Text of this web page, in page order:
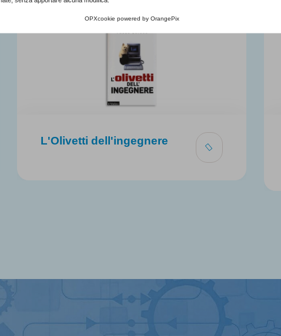
OPXcookie powered by OrangePix
L'Olivetti dell'ingegnere